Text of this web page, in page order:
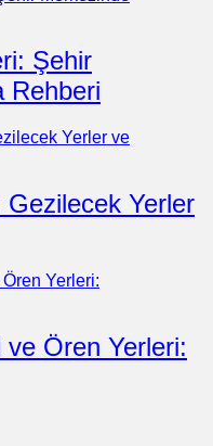
Şehir
Rehberi
Yerler
Ören Yerleri: